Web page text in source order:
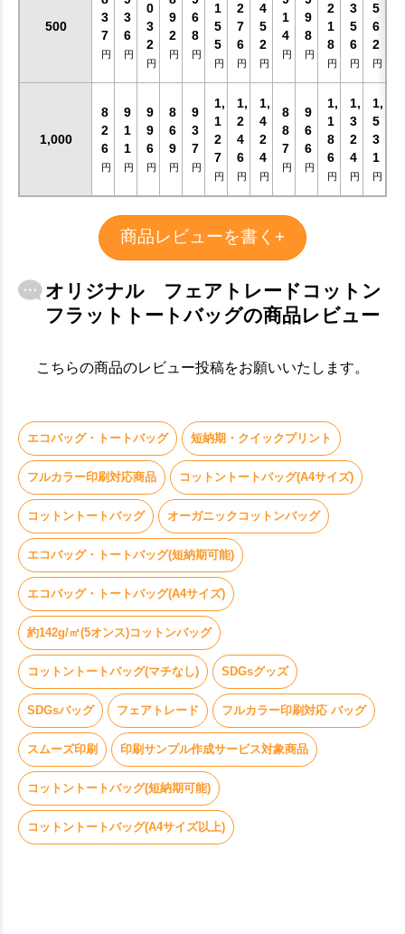
500
3
7
円
3
6
円
0
3
2
円
9
2
円
6
8
円
1
5
5
円
2
7
6
円
4
5
2
円
1
4
円
9
8
円
2
1
8
円
3
5
6
円
5
6
2
円
1,000
8
2
6
円
9
1
1
円
9
9
6
円
8
6
9
円
9
3
7
円
1,
1
2
7
円
1,
2
4
6
円
1,
4
2
4
円
8
8
7
円
9
6
6
円
1,
1
8
6
円
1,
3
2
4
円
1,
5
3
1
円
商品レビューを書く+
オリジナル フェアトレードコットン
フラットトートバッグの商品レビュー
こちらの商品のレビュー投稿をお願いいたします。
エコバッグ・トートバッグ 短納期・クイックプリント
フルカラー印刷対応商品 コットントートバッグ(A4サイズ)
コットントートバッグ オーガニックコットンバッグ
エコバッグ・トートバッグ(短納期可能)
エコバッグ・トートバッグ(A4サイズ)
約142g/㎡(5オンス)コットンバッグ
コットントートバッグ(マチなし) SDGsグッズ
SDGsバッグ フェアトレード フルカラー印刷対応 バッグ
スムーズ印刷 印刷サンプル作成サービス対象商品
コットントートバッグ(短納期可能)
コットントートバッグ(A4サイズ以上)